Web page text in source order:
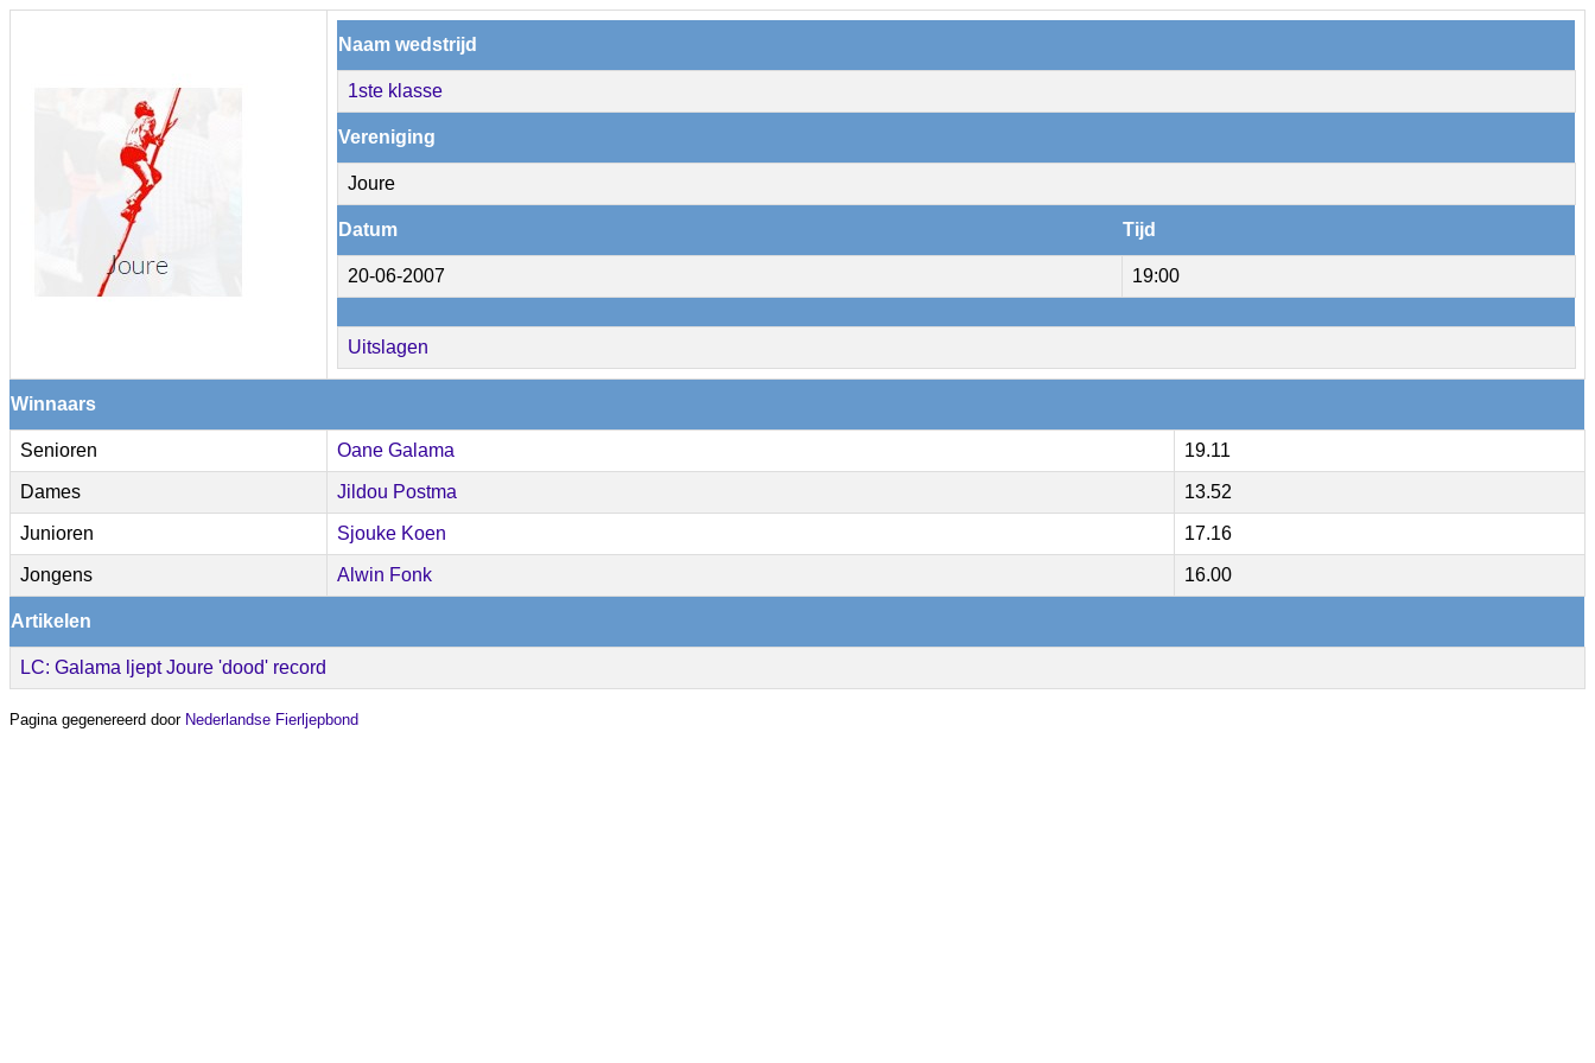
Naam wedstrijd
1ste klasse
Vereniging
Joure
Datum Tijd
20-06-2007 19:00
Uitslagen
Winnaars
Senioren Oane Galama 19.11
Dames Jildou Postma 13.52
Junioren Sjouke Koen 17.16
Jongens Alwin Fonk 16.00
Artikelen
LC: Galama ljept Joure 'dood' record
Pagina gegenereerd door Nederlandse Fierljepbond